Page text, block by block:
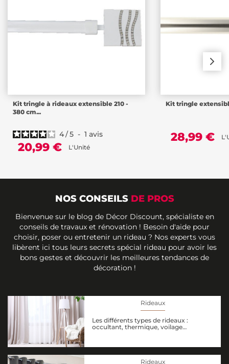
Kit tringle à rideaux extensible 210 -
380 cm...
4/5 - 1 avis
20,99 € L'Unité
Kit tringle
28,99 €
NOS CONSEILS DE PROS
Bienvenue sur le blog de Décor Discount, spécialiste en
conseils de travaux et rénovation ! Besoin d'aide pour
choisir, poser ou entretenir un rideau ? Nos experts vous
libèrent ici tous leurs secrets spécial rideau pour avoir les
bons gestes et découvrir les meilleures tendances de
décoration !
Rideaux
Les différents types de rideaux :
occultant, thermique, voilage…
Rideaux